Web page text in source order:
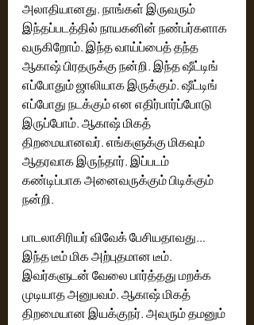
அலாதியானது. நாங்கள் இருவரும்
இந்தப்படத்தில் நாயகனின் நண்பர்களாக
வருகிறோம். இந்த வாய்ப்பைத் தந்த
ஆகாஷ் பிரதருக்கு நன்றி. இந்த ஷீட்டிங்
எப்போதும் ஜாலியாக இருக்கும். ஷீட்டிங்
எப்போது நடக்கும் என எதிர்பார்ப்போடு
இருப்போம். ஆகாஷ் மிகத்
திறமையானவர். எங்களுக்கு மிகவும்
ஆதரவாக இருந்தார். இப்படம்
கண்டிப்பாக அனைவருக்கும் பிடிக்கும்
நன்றி.
பாடலாசிரியர் விவேக் பேசியதாவது…
இந்த டீம் மிக அற்புதமான டீம்.
இவர்களுடன் வேலை பார்த்தது மறக்க
முடியாத அனுபவம். ஆகாஷ் மிகத்
திறமையான இயக்குநர். அவரும் தமனும்